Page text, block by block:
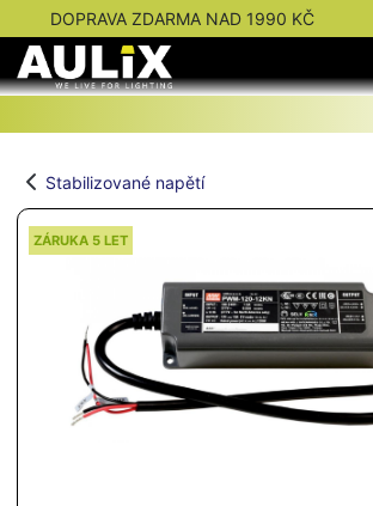
DOPRAVA ZDARMA NAD 1990 KČ
Stabilizované napětí
ZÁRUKA 5 LET